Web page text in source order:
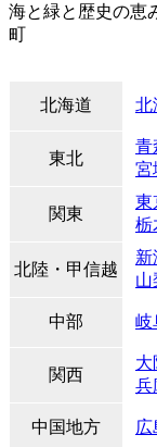
海と緑と歴史の恵
町
北海道 北
東北
青
宮
関東
東
栃
北陸・甲信越
新
山
中部 岐
関西
大
兵
中国地方 広